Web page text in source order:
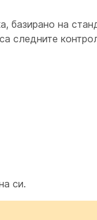
базирано на
следните
си.